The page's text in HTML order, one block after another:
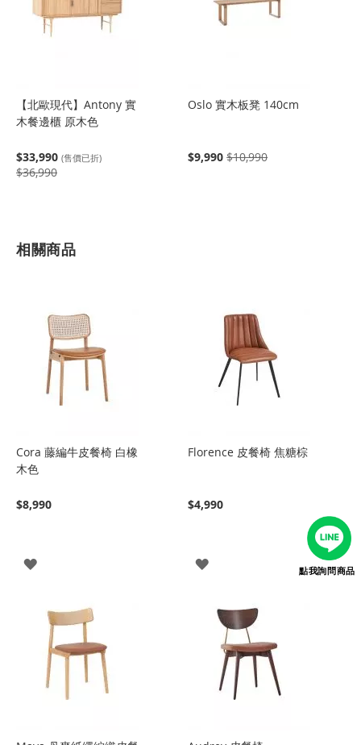
【北歐現代】Antony 實
木餐邊櫃 原木色
$33,990 (售價已折)
$36,990
Oslo 實木板凳 140cm
$9,990 $10,990
相關商品
Cora 藤編牛皮餐椅 白橡
木色
$8,990
登
Florence 皮餐椅 焦糖棕
$4,990
登
點我詢問商品